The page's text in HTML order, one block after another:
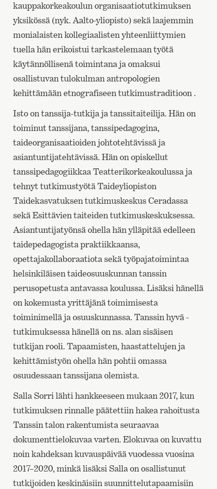
kauppakorkeakoulun organisaatiotutkimuksen
yksikössä (nyk. Aalto-yliopisto) sekä laajemmin
monialaisten kollegiaalisten yhteenliittymien
tuella hän erikoistui tarkastelemaan työtä
käytännöllisenä toimintana ja omaksui
osallistuvan tulokulman antropologien
kehittämään etnografiseen tutkimustraditioon .
Isto on tanssija-tutkija ja tanssitaiteilija. Hän on
toiminut tanssijana, tanssipedagogina,
taideorganisaatioiden johtotehtävissä ja
asiantuntijatehtävissä. Hän on opiskellut
tanssipedagogiikkaa Teatterikorkeakoulussa ja
tehnyt tutkimustyötä Taideyliopiston
Taidekasvatuksen tutkimuskeskus Ceradassa
sekä Esittävien taiteiden tutkimuskeskuksessa.
Asiantuntijatyönsä ohella hän ylläpitää edelleen
taidepedagogista praktiikkaansa,
opettajakollaboraatiota sekä työpajatoimintaa
helsinkiläisen taideosuuskunnan tanssin
perusopetusta antavassa koulussa. Lisäksi hänellä
on kokemusta yrittäjänä toimimisesta
toiminimellä ja osuuskunnassa. Tanssin hyvä -
tutkimuksessa hänellä on ns. alan sisäisen
tutkijan rooli. Tapaamisten, haastattelujen ja
kehittämistyön ohella hän pohtii omassa
osuudessaan tanssijana olemista.
Salla Sorri lähti hankkeeseen mukaan 2017, kun
tutkimuksen rinnalle päätettiin hakea rahoitusta
Tanssin talon rakentumista seuraavaa
dokumenttielokuvaa varten. Elokuvaa on kuvattu
noin kahdeksan kuvauspäivää vuodessa vuosina
2017–2020, minkä lisäksi Salla on osallistunut
tutkijoiden keskinäisiin suunnittelutapaamisiin